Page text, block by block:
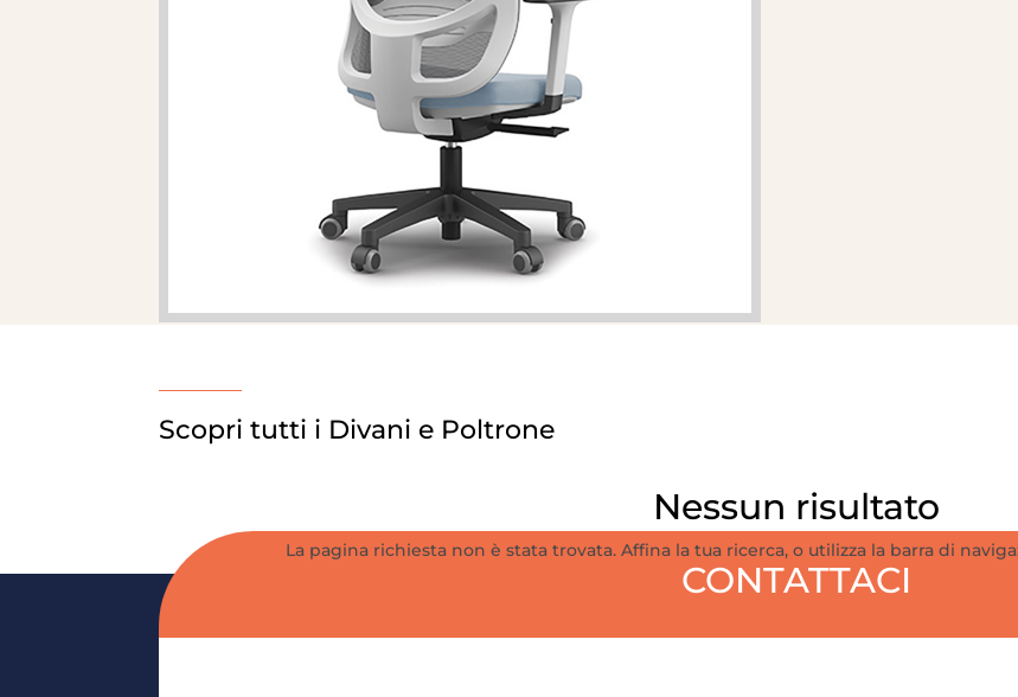
Scopri tutti i Divani e Poltrone
Nessun risultato
La pagina richiesta non è stata trovata. Affina la tua ricerca, o utilizza la barra di
CONTATTACI